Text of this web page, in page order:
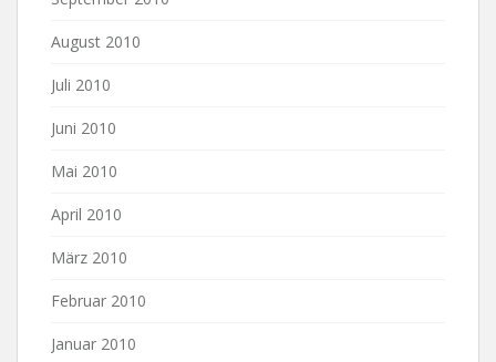
August 2010
Juli 2010
Juni 2010
Mai 2010
April 2010
März 2010
Februar 2010
Januar 2010